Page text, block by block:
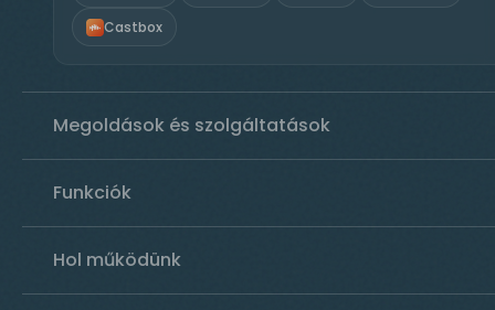
Castbox
Megoldások és szolgáltatások
Funkciók
Hol működünk